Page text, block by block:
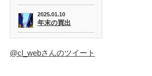
2025.01.10
年末の買出
@cl_webさんのツイート